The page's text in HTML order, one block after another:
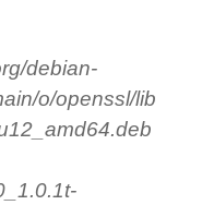
debian-
o/openssl/lib